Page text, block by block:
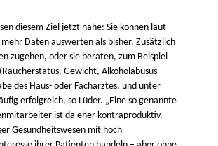
diesem Ziel jetzt nahe: Sie können laut
Daten auswerten als bisher. Zusätzlich
zugehen, oder sie beraten, zum Beispiel
Gewicht, Alkoholabusus
des Haus- oder Facharztes, und unter
erfolgreich, so Lüder. „Eine so genannte
ist da eher kontraproduktiv.
Gesundheitswesen mit hoch